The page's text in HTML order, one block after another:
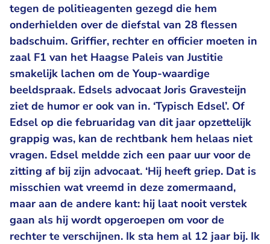
tegen de politieagenten gezegd die hem
onderhielden over de diefstal van 28 flessen
badschuim. Griffier, rechter en officier moeten in
zaal F1 van het Haagse Paleis van Justitie
smakelijk lachen om de Youp-waardige
beeldspraak. Edsels advocaat Joris Gravesteijn
ziet de humor er ook van in. ‘Typisch Edsel’. Of
Edsel op die februaridag van dit jaar opzettelijk
grappig was, kan de rechtbank hem helaas niet
vragen. Edsel meldde zich een paar uur voor de
zitting af bij zijn advocaat. ‘Hij heeft griep. Dat is
misschien wat vreemd in deze zomermaand,
maar aan de andere kant: hij laat nooit verstek
gaan als hij wordt opgeroepen om voor de
rechter te verschijnen. Ik sta hem al 12 jaar bij. Ik